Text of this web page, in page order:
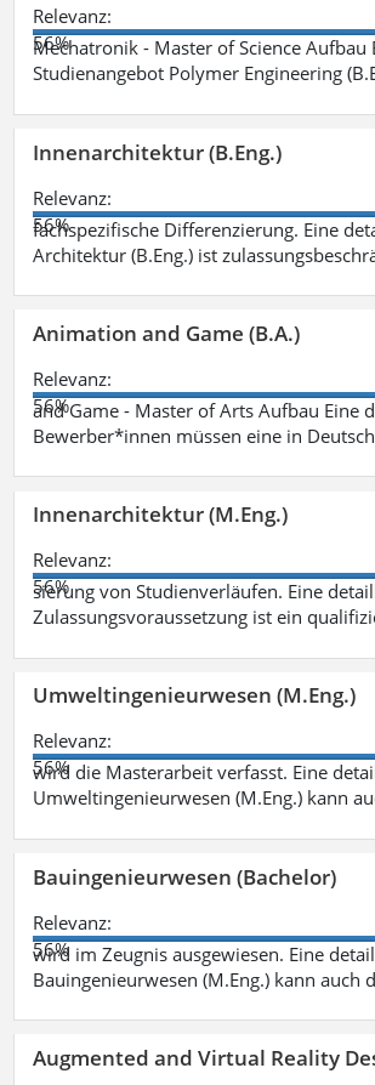
Relevanz:
56%
Mechatronik - Master of Science
Studienangebot Polymer Engineering
Innenarchitektur (B.Eng.)
Relevanz:
56%
fachspezifische Differenzierung. Eine
Architektur (B.Eng.) ist
Animation and Game (B.A.)
Relevanz:
56%
and Game - Master of Arts Aufbau
Bewerber*innen müssen eine in
Innenarchitektur (M.Eng.)
Relevanz:
56%
sierung von Studienverläufen. Eine
Zulassungsvoraussetzung ist ein
Umweltingenieurwesen (M.Eng.)
Relevanz:
56%
wird die Masterarbeit verfasst. Eine
Umweltingenieurwesen (M.Eng.) kann
Bauingenieurwesen (Bachelor)
Relevanz:
56%
wird im Zeugnis ausgewiesen. Eine
Bauingenieurwesen (M.Eng.) kann
Augmented and Virtual Reality